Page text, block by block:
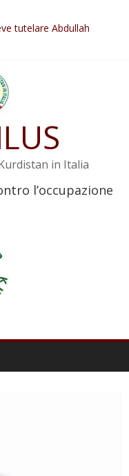
essere trasformata in
tutelare Abdullah
di nuovo sotto minaccia
Apo ostacolerebbe
i crimini di guerra
in Italia
l’occupazione